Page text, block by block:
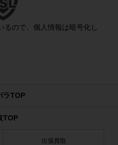
るので、個人情報は暗号化し
ラTOP
TOP
出張買取